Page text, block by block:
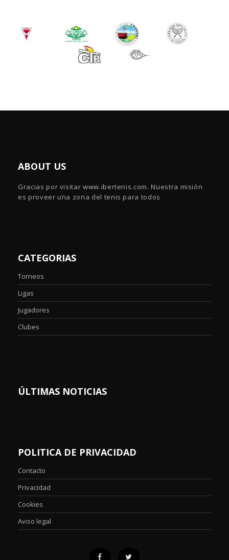
ABOUT US
Gracias por visitar www.ibertenis.com. Nuestra misión
es proveer una zona del tenis para todos
CATEGORIAS
Torneos
Ligas
Jugadores
Clubes
ÚLTIMAS NOTICIAS
POLITICA DE PRIVACIDAD
Contacto
Privacidad
Cookies
Aviso legal